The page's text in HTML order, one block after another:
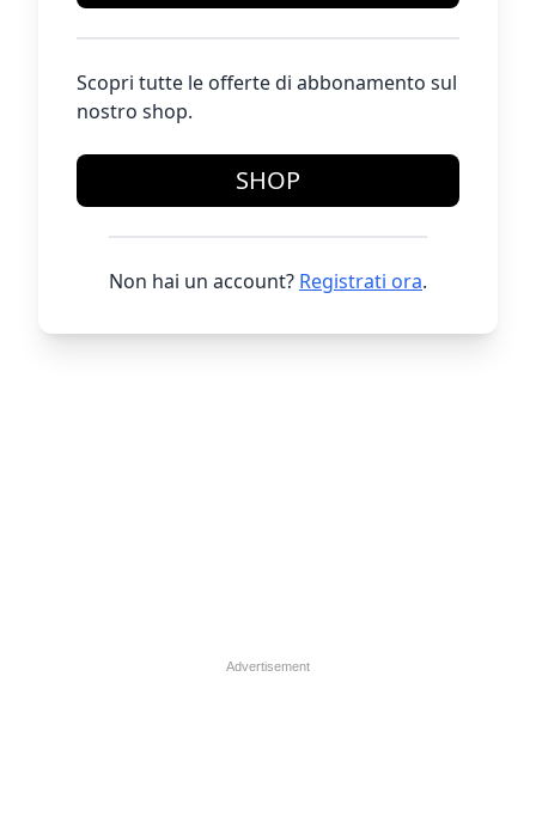
Scopri tutte le offerte di abbonamento sul
nostro shop.
SHOP
Non hai un account? Registrati ora.